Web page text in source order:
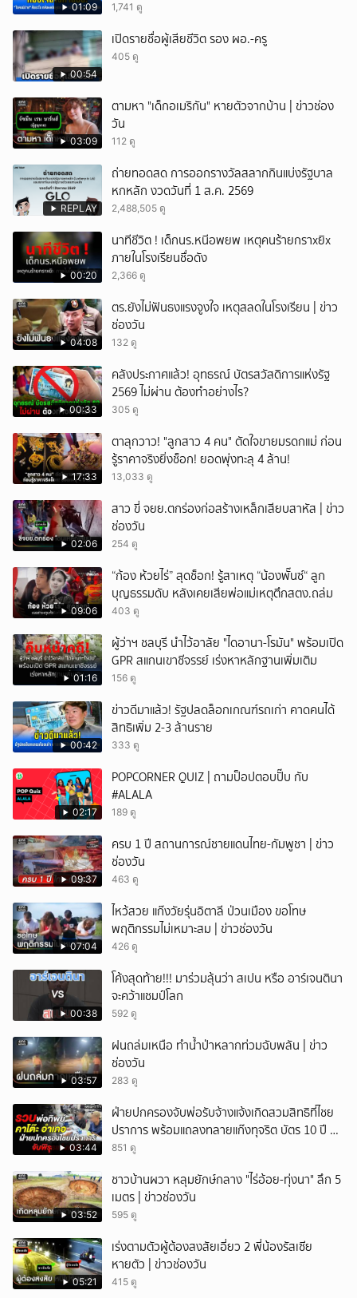
01:09 1,741 ดู
00:54
เปิดรายชื่อผู้เสียชีวิต รอง ผอ.-ครู
405 ดู
03:09
ตามหา "เด็กอเมริกัน" หายตัวจากบ้าน | ข่าวช่อง
วัน
112 ดู
REPLAY
ถ่ายทอดสด การออกรางวัลสลากกินแบ่งรัฐบาล
หกหลัก งวดวันที่ 1 ส.ค. 2569
2,488,505 ดู
00:20
นาทีชีวิต ! เด็กนร.หนีอพยพ เหตุคนร้ายกราxยิx
ภายในโรงเรียนชื่อดัง
2,366 ดู
04:08
ตร.ยังไม่ฟันธงแรงจูงใจ เหตุสลดในโรงเรียน | ข่าว
ช่องวัน
132 ดู
00:33
คลังประกาศแล้ว! อุทธรณ์ บัตรสวัสดิการแห่งรัฐ
2569 ไม่ผ่าน ต้องทำอย่างไร?
305 ดู
17:33
ตาลุกวาว! "ลูกสาว 4 คน" ตัดใจขายมรดกแม่ ก่อน
รู้ราคาจริงยิ่งช็อก! ยอดพุ่งทะลุ 4 ล้าน!
13,033 ดู
02:06
สาว ขี่ จยย.ตกร่องก่อสร้างเหล็กเสียบสาหัส | ข่าว
ช่องวัน
254 ดู
09:06
“ก้อง ห้วยไร่” สุดช็อก! รู้สาเหตุ “น้องพั๊นซ์“ ลูก
บุญธรรมดับ หลังเคยเสียพ่อแม่เหตุตึกสตง.ถล่ม
403 ดู
01:16
ผู้ว่าฯ ชลบุรี นำไว้อาลัย "ไดอานา-โรมัน" พร้อมเปิด
GPR สแกนเขาชีจรรย์ เร่งหาหลักฐานเพิ่มเติม
156 ดู
00:42
ข่าวดีมาแล้ว! รัฐปลดล็อกเกณฑ์รถเก่า คาดคนได้
สิทธิเพิ่ม 2-3 ล้านราย
333 ดู
02:17
POPCORNER QUIZ | ถามป็อปตอบปั๊บ กับ
#ALALA
189 ดู
09:37
ครบ 1 ปี สถานการณ์ชายแดนไทย-กัมพูชา | ข่าว
ช่องวัน
463 ดู
07:04
ไหว้สวย แก๊งวัยรุ่นอิตาลี ป่วนเมือง ขอโทษ
พฤติกรรมไม่เหมาะสม | ข่าวช่องวัน
426 ดู
00:38
โค้งสุดท้าย!!! มาร่วมลุ้นว่า สเปน หรือ อาร์เจนตินา
จะคว้าแชมป์โลก
592 ดู
03:57
ฝนถล่มเหนือ ทำน้ำป่าหลากท่วมฉับพลัน | ข่าว
ช่องวัน
283 ดู
03:44
ฝ่ายปกครองจับพ่อรับจ้างแจ้งเกิดสวมสิทธิที่ไชย
ปราการ พร้อมแถลงทลายแก๊งทุจริต บัตร 10 ปี ที่
แม่สอด
851 ดู
03:52
ชาวบ้านผวา หลุมยักษ์กลาง "ไร่อ้อย-ทุ่งนา" ลึก 5
เมตร | ข่าวช่องวัน
595 ดู
05:21
เร่งตามตัวผู้ต้องสงสัยเอี่ยว 2 พี่น้องรัสเซีย
หายตัว | ข่าวช่องวัน
415 ดู